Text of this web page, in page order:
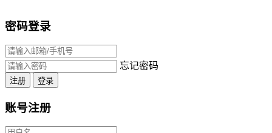
密码登录
忘记密码
注册 登录
账号注册